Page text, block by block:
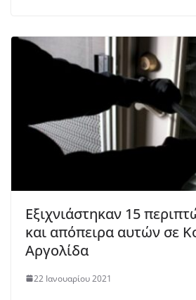
Εξιχνιάστηκαν 15
και απόπειρα αυτών σε
Αργολίδα
22 Ιανουαρίου 2021